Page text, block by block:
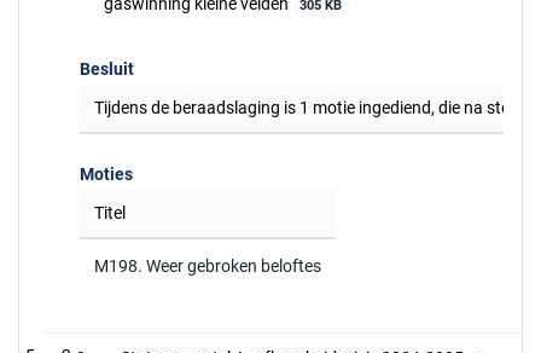
305 KB
Besluit
Tijdens de beraadslaging is 1 motie ingediend, die na
Moties
Titel
M198. Weer gebroken beloftes